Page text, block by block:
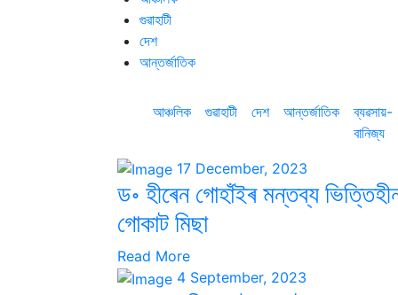
গুৱাহাটী
দেশ
আন্তৰ্জাতিক
আঞ্চলিক গুৱাহাটী দেশ আন্তৰ্জাতিক
ব্যৱসায়-
বানিজ্য
17 December, 2023
ড॰ হীৰেন গোহাঁইৰ মন্তব্য
গোকাট মিছা
Read More
4 September, 2023